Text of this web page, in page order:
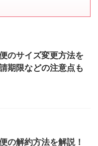
のサイズ変更方法を
期限などの注意点も
の解約方法を解説！